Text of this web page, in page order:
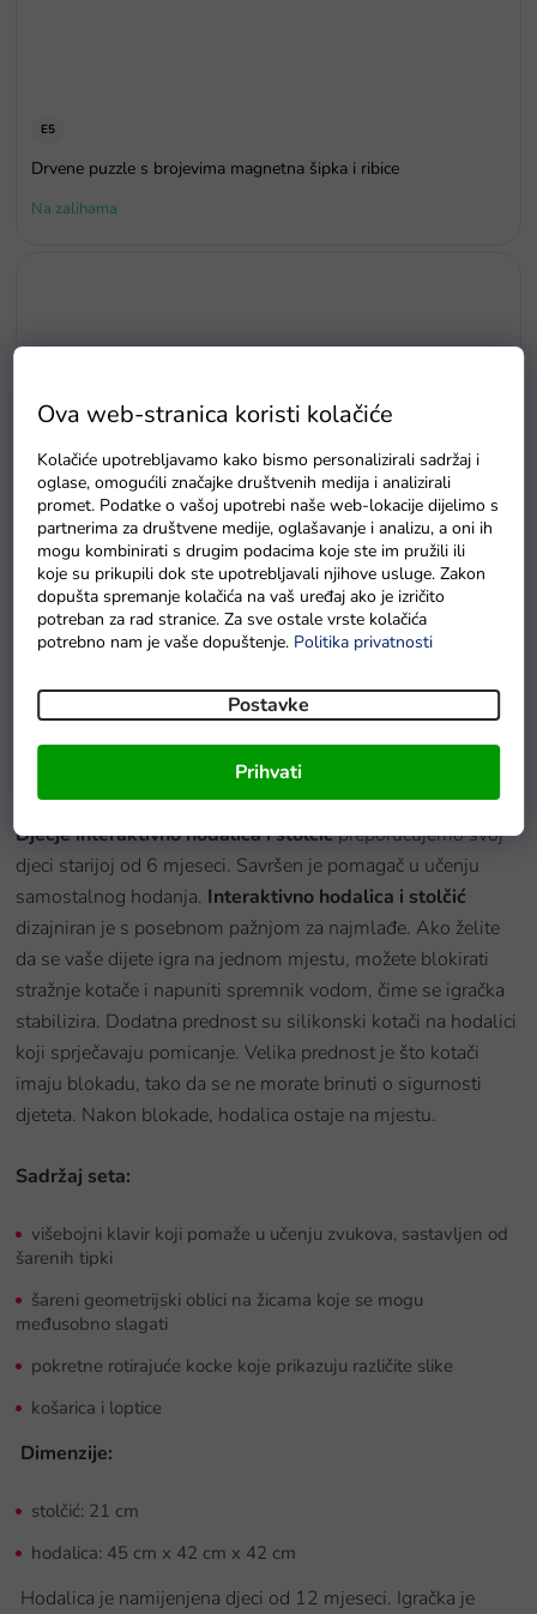
Ova web-stranica koristi kolačiće
Kolačiće upotrebljavamo kako bismo personalizirali sadržaj i
oglase, omogućili značajke društvenih medija i analizirali
promet. Podatke o vašoj upotrebi naše web-lokacije dijelimo s
partnerima za društvene medije, oglašavanje i analizu, a oni ih
mogu kombinirati s drugim podacima koje ste im pružili ili
koje su prikupili dok ste upotrebljavali njihove usluge. Zakon
dopušta spremanje kolačića na vaš uređaj ako je izričito
potreban za rad stranice. Za sve ostale vrste kolačića
potrebno nam je vaše dopuštenje. Politika privatnosti
Postavke
Prihvati
E5
Drvene puzzle s brojevima magnetna šipka i ribice
Na zalihama
Mushie Silikonová miska s přísavkou
Detaljan opis proizvoda
Dječje interaktivno hodalica i stolčićpreporučujemo svoj
djeci starijoj od 6 mjeseci. Savršen je pomagač u učenju
samostalnog hodanja. Interaktivno hodalica i stolčić
dizajniran je s posebnom pažnjom za najmlađe. Ako želite
da se vaše dijete igra na jednom mjestu, možete blokirati
stražnje kotače i napuniti spremnik vodom, čime se igračka
stabilizira. Dodatna prednost su silikonski kotači na hodalici
koji sprječavaju pomicanje. Velika prednost je što kotači
imaju blokadu, tako da se ne morate brinuti o sigurnosti
djeteta. Nakon blokade, hodalica ostaje na mjestu.
Sadržaj seta:
višebojni klavir koji pomaže u učenju zvukova, sastavljen od
šarenih tipki
šareni geometrijski oblici na žicama koje se mogu
međusobno slagati
pokretne rotirajuće kocke koje prikazuju različite slike
košarica i loptice
Dimenzije:
stolčić: 21 cm
hodalica: 45 cm x 42 cm x 42 cm
Hodalica je namijenjena djeci od 12 mjeseci. Igračka je